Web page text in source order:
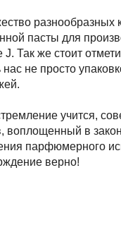
пасты для
Так же стоит
не просто
учится,
воплощенный в
парфюмерного
верно!